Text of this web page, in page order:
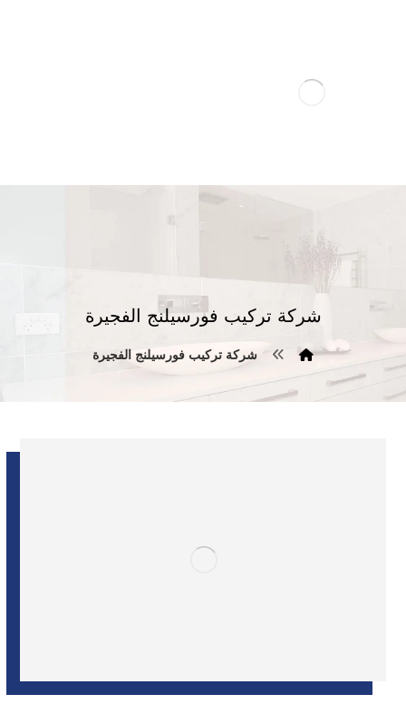
شركة تركيب فورسيلنج الفجيرة
شركة تركيب فورسيلنج الفجيرة